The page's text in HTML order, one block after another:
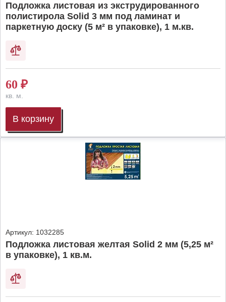
Подложка листовая из экструдированного
полистирола Solid 3 мм под ламинат и
паркетную доску (5 м² в упаковке), 1 м.кв.
60 ₽
кв. м.
В корзину
Артикул: 1032285
Подложка листовая желтая Solid 2 мм (5,25 м²
в упаковке), 1 кв.м.